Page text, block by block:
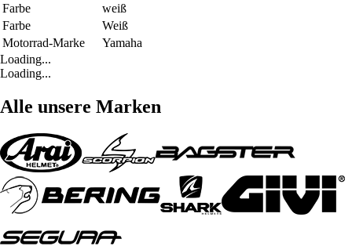
Farbe
weiß
Farbe
Weiß
Motorrad-Marke
Yamaha
Loading...
Loading...
Alle unsere Marken